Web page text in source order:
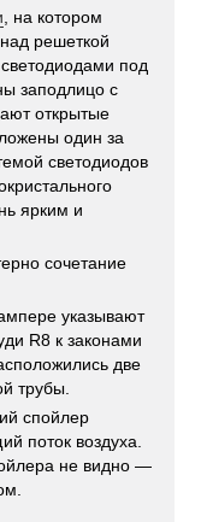
, на котором
решеткой
под
заподлицо с
открытые
один за
светодиодов
ярким и
сочетание
указывают
R8 к законами
две
трубы.
спойлер
поток воздуха.
не видно —